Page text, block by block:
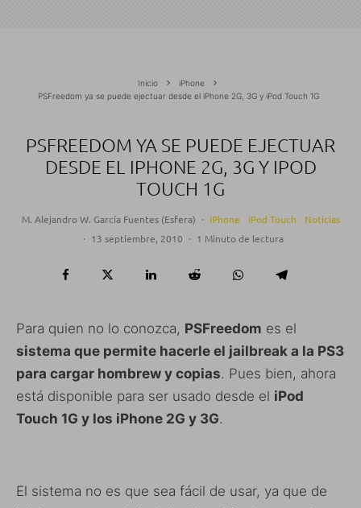
Inicio
iPhone
PSFreedom ya se puede ejectuar desde el iPhone 2G, 3G y iPod Touch 1G
PSFREEDOM YA SE PUEDE EJECTUAR
DESDE EL IPHONE 2G, 3G Y IPOD
TOUCH 1G
M. Alejandro W. García Fuentes (Esfera) · iPhone iPod Touch
Noticias
· 13 septiembre, 2010 · 1 Minuto de lectura
Para quien no lo conozca, PSFreedom es el
sistema que permite hacerle el jailbreak a la PS3
para cargar hombrew y copias. Pues bien, ahora
está disponible para ser usado desde el iPod
Touch 1G y los iPhone 2G y 3G.
El sistema no es que sea fácil de usar, ya que de